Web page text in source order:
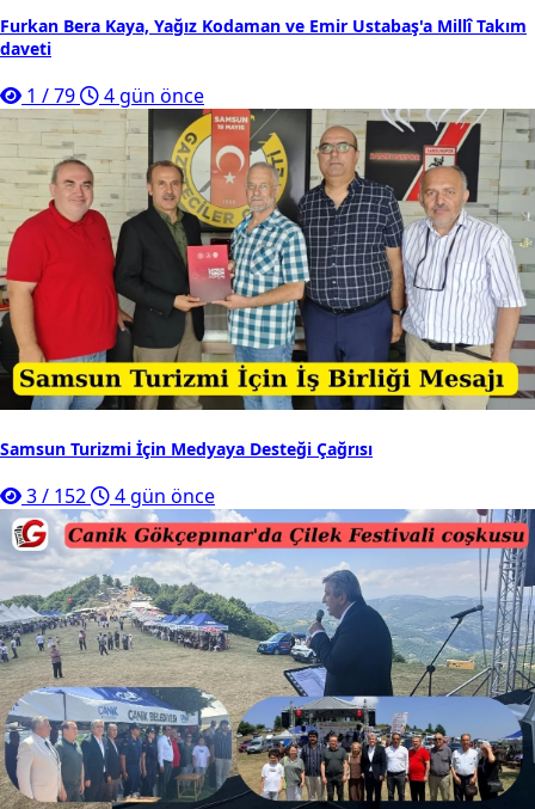
Furkan Bera Kaya, Yağız Kodaman ve Emir Ustabaş'a Millî Takım
daveti
1 /79 4 gün önce
Samsun Turizmi İçin Medyaya Desteği Çağrısı
3/ 152 4 gün önce